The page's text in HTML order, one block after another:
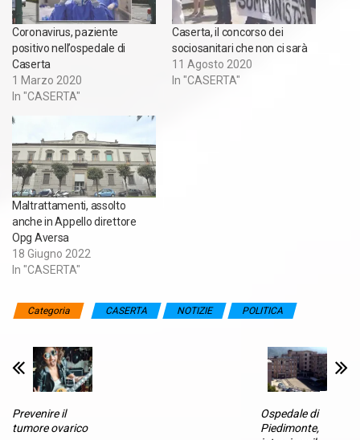
Coronavirus, paziente
positivo nell’ospedale di
Caserta
1 Marzo 2020
In "CASERTA"
Caserta, il concorso dei
sociosanitari che non ci sarà
11 Agosto 2020
In "CASERTA"
Maltrattamenti, assolto
anche in Appello direttore
Opg Aversa
18 Giugno 2022
In "CASERTA"
Categoria CASERTA NOTIZIE POLITICA
Prevenire il
tumore ovarico
Ospedale di
Piedimonte,